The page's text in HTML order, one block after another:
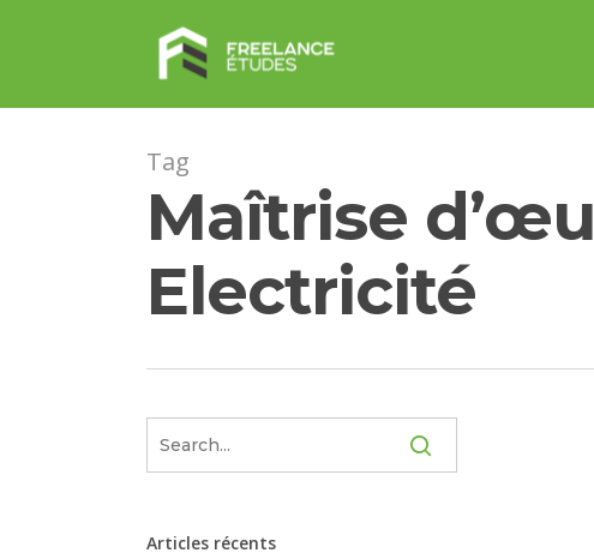
Tag
Maîtrise
Electricité
Articles récents